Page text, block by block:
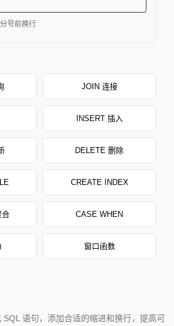
分号前换行
JOIN 连接
INSERT 插入
DELETE 删除
CREATE INDEX
合 CASE WHEN
窗口函数
SQL 语句，添加合适的缩进和换行，提高可